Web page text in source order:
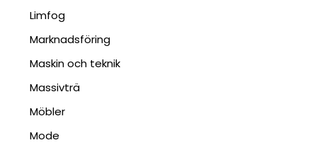
Limfog
Marknadsföring
Maskin och teknik
Massivträ
Möbler
Mode